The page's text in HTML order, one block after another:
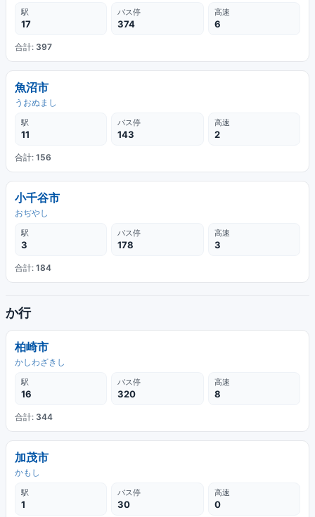
駅
17
バス停
374
高速
6
合計: 397
魚沼市
うおぬまし
駅
11
バス停
143
高速
2
合計: 156
小千谷市
おぢやし
駅
3
バス停
178
高速
3
合計: 184
か行
柏崎市
かしわざきし
駅
16
バス停
320
高速
8
合計: 344
加茂市
かもし
駅
1
バス停
30
高速
0